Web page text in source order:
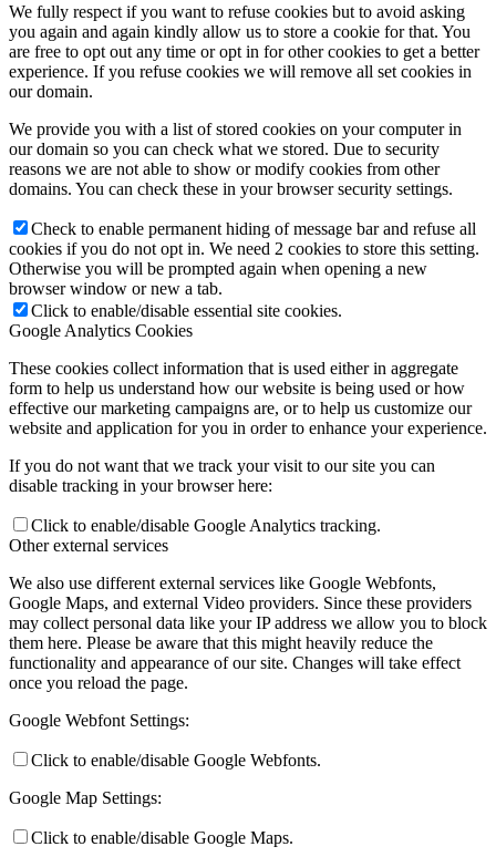
We fully respect if you want to refuse cookies but to avoid asking
you again and again kindly allow us to store a cookie for that. You
are free to opt out any time or opt in for other cookies to get a better
experience. If you refuse cookies we will remove all set cookies in
our domain.
We provide you with a list of stored cookies on your computer in
our domain so you can check what we stored. Due to security
reasons we are not able to show or modify cookies from other
domains. You can check these in your browser security settings.
Check to enable permanent hiding of message bar and refuse all
cookies if you do not opt in. We need 2 cookies to store this setting.
Otherwise you will be prompted again when opening a new
browser window or new a tab.
Click to enable/disable essential site cookies.
Google Analytics Cookies
These cookies collect information that is used either in aggregate
form to help us understand how our website is being used or how
effective our marketing campaigns are, or to help us customize our
website and application for you in order to enhance your experience.
If you do not want that we track your visit to our site you can
disable tracking in your browser here:
Click to enable/disable Google Analytics tracking.
Other external services
We also use different external services like Google Webfonts,
Google Maps, and external Video providers. Since these providers
may collect personal data like your IP address we allow you to block
them here. Please be aware that this might heavily reduce the
functionality and appearance of our site. Changes will take effect
once you reload the page.
Google Webfont Settings:
Click to enable/disable Google Webfonts.
Google Map Settings:
Click to enable/disable Google Maps.